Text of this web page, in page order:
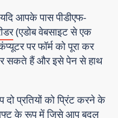
यदि आपके पास पीडीएफ-
(एडोब वेबसाइट से एक
पर फॉर्म को पूरा कर
सकते हैं और इसे पेन से हाथ
प्रतियों को प्रिंट करने के
के रूप में जिसे आप बदल